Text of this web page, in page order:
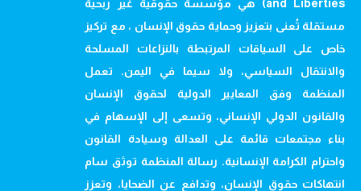
and Liberties) هي مؤسسة حقوقية غير ربحية
مستقلة تُعنى بتعزيز وحماية حقوق الإنسان ، مع تركيز
خاص على السياقات المرتبطة بالنزاعات المسلحة
والانتقال السياسي، ولا سيما في اليمن. تعمل
المنظمة وفق المعايير الدولية لحقوق الإنسان
والقانون الدولي الإنساني، وتسعى إلى الإسهام في
بناء مجتمعات قائمة على العدالة وسيادة القانون
واحترام الكرامة الإنسانية. رسالة المنظمة توثق سام
انتهاكات حقوق الإنسان، وتدافع عن الضحايا، وتعزز